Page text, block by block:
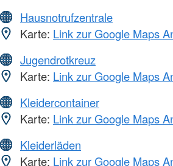
Hausnotrufzentrale
Karte: Link zur Google Maps
Jugendrotkreuz
Karte: Link zur Google Maps
Kleidercontainer
Karte: Link zur Google Maps
Kleiderläden
Karte: Link zur Google Maps